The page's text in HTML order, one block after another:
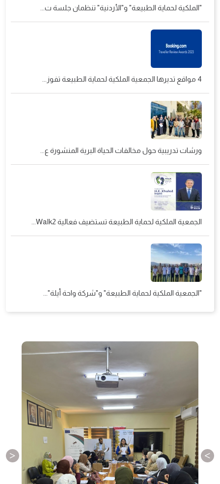
"الملكية لحماية الطبيعة" و"الأردنية" تنظمان جلسة ت...
4 مواقع تديرها الجمعية الملكية لحماية الطبيعة تفوز...
ورشات تدريبية حول مخالفات الحياة البرية المنشورة ع...
الجمعية الملكية لحماية الطبيعة تستضيف فعالية Walk2...
"الجمعية الملكية لحماية الطبيعة" و"شركة واحة أيلة"...